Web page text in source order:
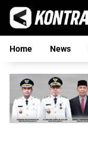
Langsung
konten
Home
News